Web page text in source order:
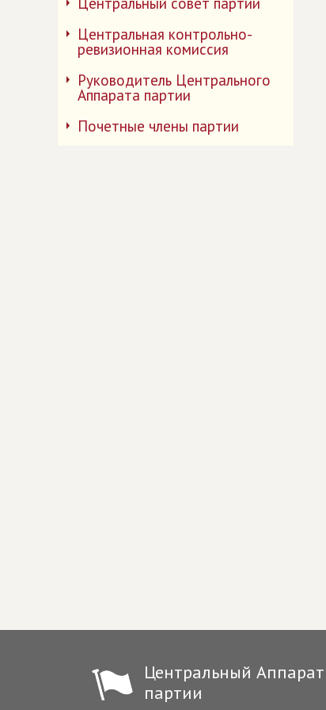
Центральная контрольно-
ревизионная комиссия
Руководитель Центрального
Аппарата партии
Почетные члены партии
Центральный Аппарат
партии